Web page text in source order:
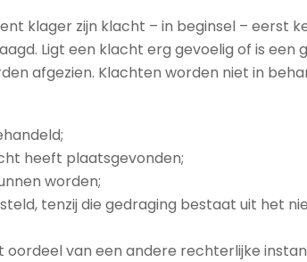
klager zijn klacht – in beginsel – eerst
Ligt een klacht erg gevoelig of is een
afgezien. Klachten worden niet in
heeft plaatsgevonden;
worden;
tenzij die gedraging bestaat uit het
van een andere rechterlijke